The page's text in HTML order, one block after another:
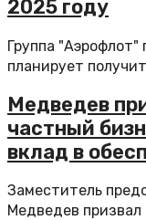
2025 году
Группа
планирует
Медведев
частный
вклад в
Заместитель
Медведев